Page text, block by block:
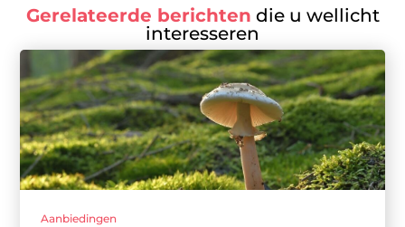
Gerelateerde berichten die u wellicht
interesseren
Aanbiedingen